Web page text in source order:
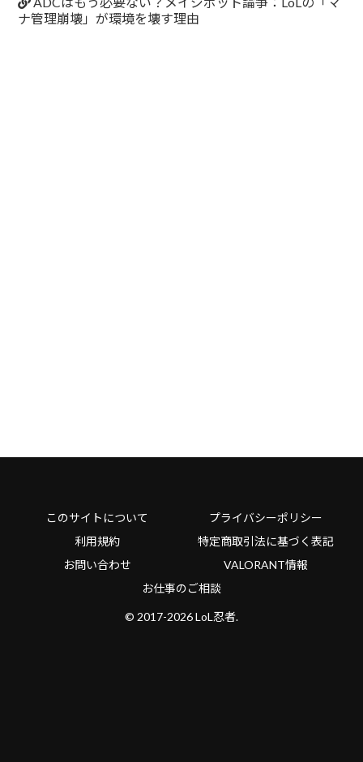
ナ管理崩壊」が環境を壊す理由
このサイトについて
プライバシーポリシー
利用規約
特定商取引法に基づく表記
お問い合わせ
VALORANT情報
お仕事のご相談
© 2017-2026 LoL忍者.